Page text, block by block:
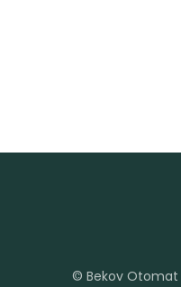
© Bekov Otomat